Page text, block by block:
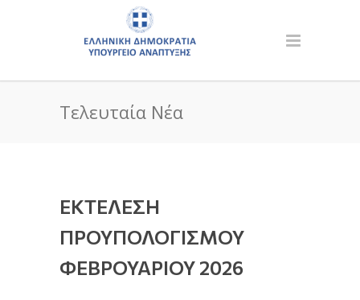
Τελευταία Νέα
ΕΚΤΕΛΕΣΗ
ΠΡΟΥΠΟΛΟΓΙΣΜΟΥ
ΦΕΒΡΟΥΑΡΙΟΥ 2026